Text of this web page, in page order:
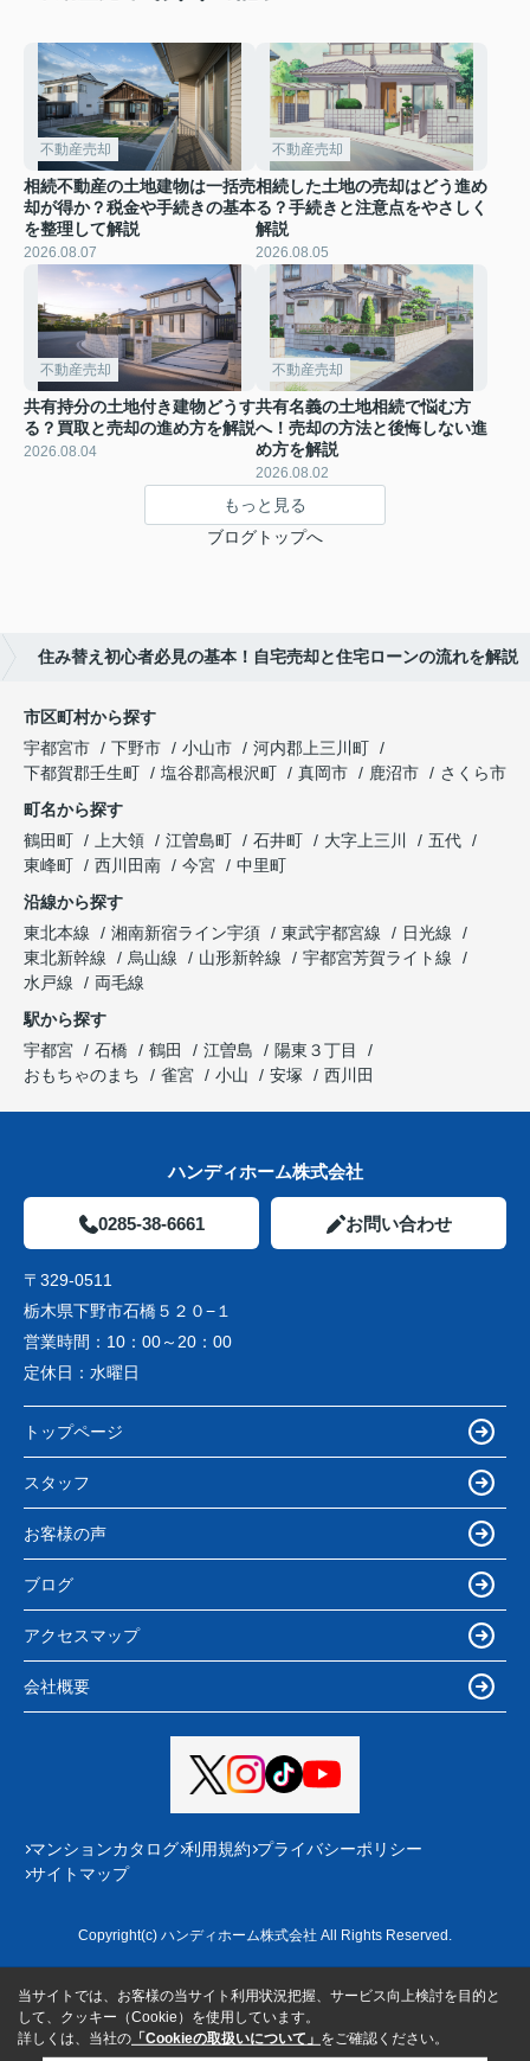
不動産売却
相続不動産の土地建物は一括売
却が得か？税金や手続きの基本
を整理して解説
2026.08.07
不動産売却
相続した土地の売却はどう進め
る？手続きと注意点をやさしく
解説
2026.08.05
不動産売却
共有持分の土地付き建物どうす
る？買取と売却の進め方を解説
2026.08.04
不動産売却
共有名義の土地相続で悩む方
へ！売却の方法と後悔しない進
め方を解説
2026.08.02
もっと見る
ブログトップへ
住み替え初心者必見の基本！自宅売却と住宅ローンの流れを解説
市区町村から探す
宇都宮市
下野市 小山市
河内郡上三川町
下都賀郡壬生町
塩谷郡高根沢町 真岡市 鹿沼市
さくら市
町名から探す
鶴田町
上大領 江曽島町 石井町 大字上三川
五代
東峰町
西川田南 今宮
中里町
沿線から探す
東北本線
湘南新宿ライン宇須 東武宇都宮線
日光線
東北新幹線
烏山線 山形新幹線
宇都宮芳賀ライト線
水戸線
両毛線
駅から探す
宇都宮
石橋 鶴田 江曽島
陽東３丁目
おもちゃのまち
雀宮 小山 安塚 西川田
ハンディホーム株式会社
0285-38-6661 お問い合わせ
〒329-0511
栃木県下野市石橋５２０−１
営業時間： 10：00～20：00
定休日： 水曜日
トップページ
スタッフ
お客様の声
ブログ
アクセスマップ
会社概要
マンションカタログ 利用規約 プライバシーポリシー
サイトマップ
Copyright(c) ハンディホーム株式会社 All Rights Reserved.
当サイトでは、お客様の当サイト利用状況把握、サービス向上検討を目的と
して、クッキー（Cookie）を使用しています。
詳しくは、当社の 「Cookieの取扱いについて」 をご確認ください。